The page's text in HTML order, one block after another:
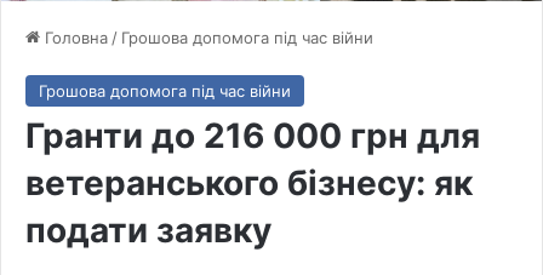
Головна / Грошова допомога під час війни
Грошова допомога під час війни
Гранти до 216 000 грн для
ветеранського бізнесу: як
подати заявку